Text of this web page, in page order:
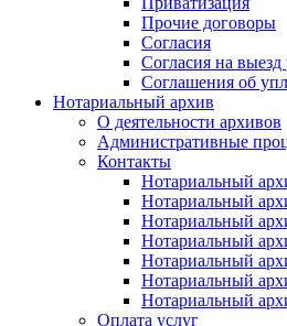
Прочие договоры
Согласия
Согласия на
Соглашения об
Нотариальный архив
О деятельности архивов
Административные
Контакты
Нотариальный
Нотариальный
Нотариальный
Нотариальный
Нотариальный
Нотариальный
Нотариальный
Оплата услуг